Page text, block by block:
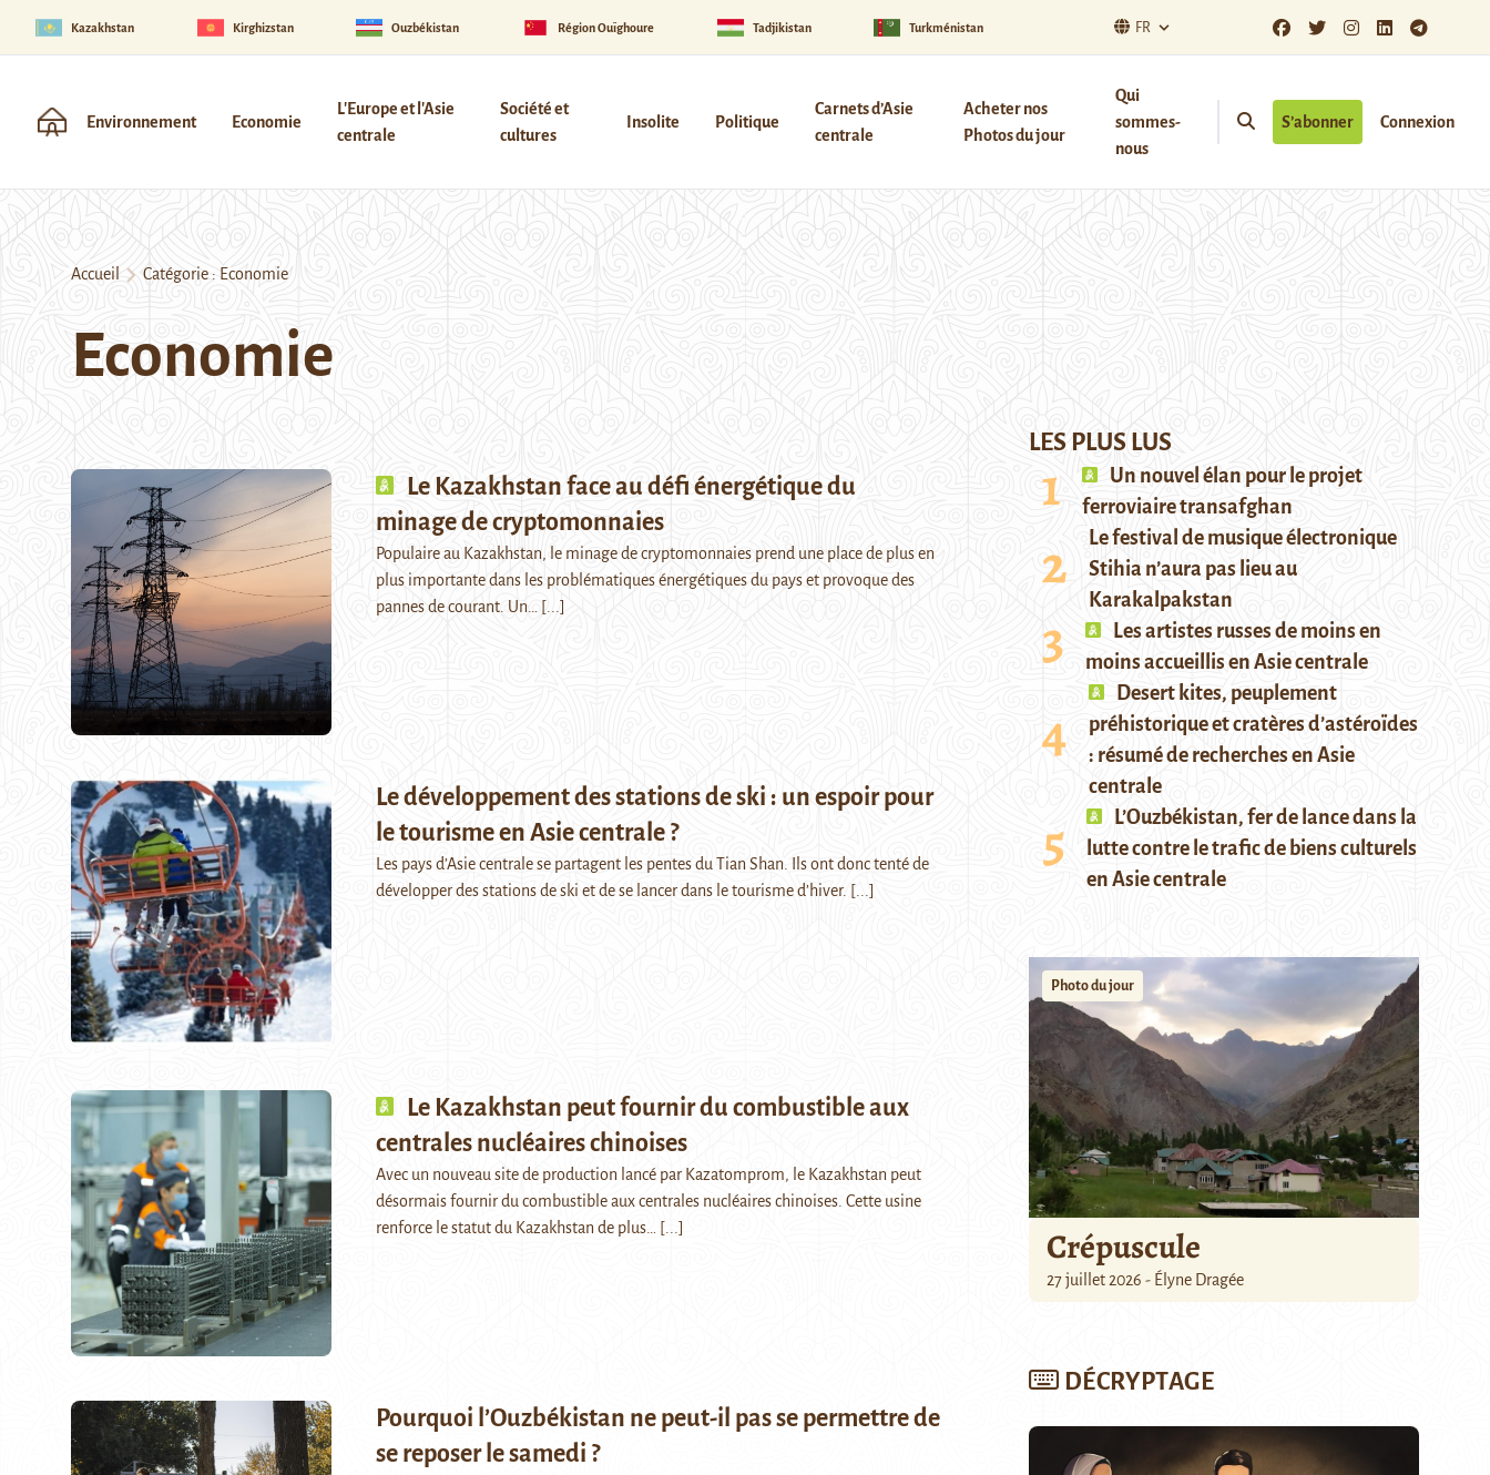
Kazakhstan Kirghizstan Ouzbékistan Région Ouïghoure Tadjikistan Turkménistan FR
Environnement Economie
L'Europe et l'Asie
centrale
Société et
cultures
Insolite Politique
Carnets d’Asie
centrale
Acheter nos
Photos du jour
Qui
sommes-
nous
S’abonner Connexion
Accueil Catégorie : Economie
Economie
Le Kazakhstan face au défi énergétique du
minage de cryptomonnaies
Populaire au Kazakhstan, le minage de cryptomonnaies prend une place de plus en
plus importante dans les problématiques énergétiques du pays et provoque des
pannes de courant. Un…
[...]
Le développement des stations de ski : un espoir pour
le tourisme en Asie centrale ?
Les pays d’Asie centrale se partagent les pentes du Tian Shan. Ils ont donc tenté de
développer des stations de ski et de se lancer dans le tourisme d’hiver. [...]
Le Kazakhstan peut fournir du combustible aux
centrales nucléaires chinoises
Avec un nouveau site de production lancé par Kazatomprom, le Kazakhstan peut
désormais fournir du combustible aux centrales nucléaires chinoises. Cette usine
renforce le statut du Kazakhstan de plus…
[...]
Pourquoi l’Ouzbékistan ne peut-il pas se permettre de
se reposer le samedi ?
LES PLUS LUS
Un nouvel élan pour le projet
ferroviaire transafghan
Le festival de musique électronique
Stihia n’aura pas lieu au
Karakalpakstan
Les artistes russes de moins en
moins accueillis en Asie centrale
Desert kites, peuplement
préhistorique et cratères d’astéroïdes
: résumé de recherches en Asie
centrale
L’Ouzbékistan, fer de lance dans la
lutte contre le trafic de biens culturels
en Asie centrale
Photo du jour
Crépuscule
27 juillet 2026 - Élyne Dragée
DÉCRYPTAGE